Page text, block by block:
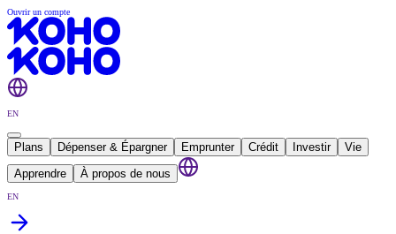
Ouvrir un compte
EN
Plans Dépenser & Épargner Emprunter Crédit Investir
Vie
Apprendre
À propos de nous
EN